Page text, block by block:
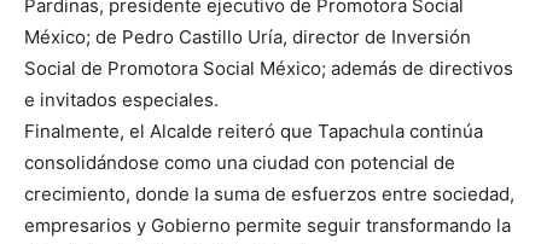
Pardinas, presidente ejecutivo de Promotora Social
México; de Pedro Castillo Uría, director de Inversión
Social de Promotora Social México; además de directivos
e invitados especiales.
Finalmente, el Alcalde reiteró que Tapachula continúa
consolidándose como una ciudad con potencial de
crecimiento, donde la suma de esfuerzos entre sociedad,
empresarios y Gobierno permite seguir transformando la